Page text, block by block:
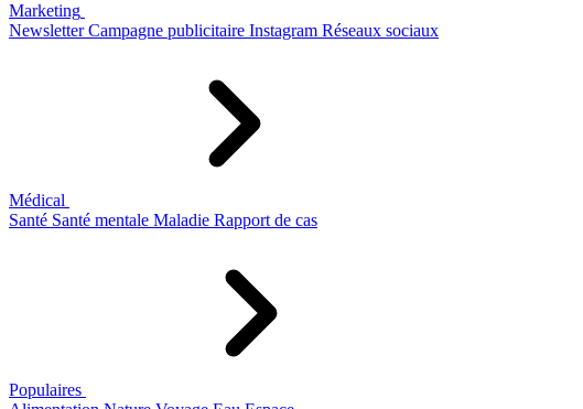
Marketing
Newsletter Campagne publicitaire Instagram Réseaux sociaux
Médical
Santé Santé mentale Maladie Rapport de cas
Populaires